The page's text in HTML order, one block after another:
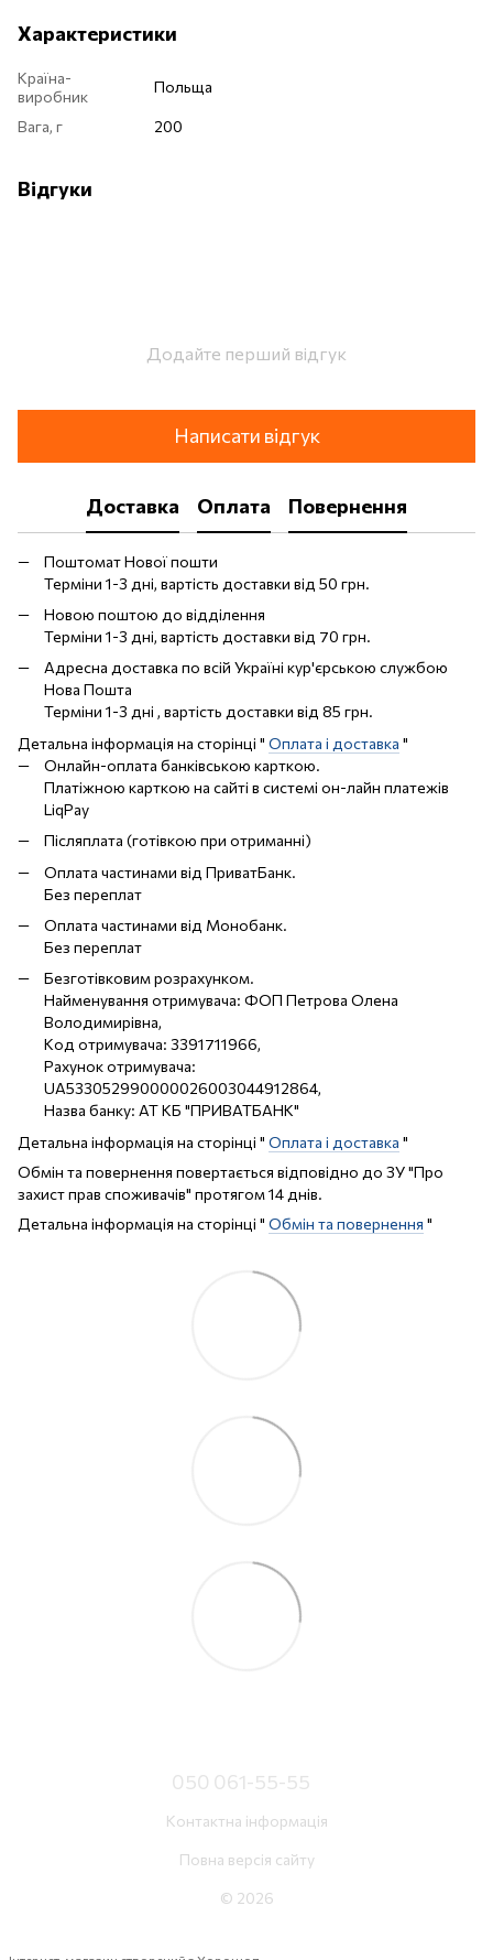
Характеристики
Країна-
виробник
Польща
Вага, г 200
Відгуки
Додайте перший відгук
Написати відгук
Доставка Оплата Повернення
Поштомат Нової пошти
Терміни 1-3 дні, вартість доставки від 50 грн.
Новою поштою до відділення
Терміни 1-3 дні, вартість доставки від 70 грн.
Адресна доставка по всій Україні кур'єрською службою
Нова Пошта
Терміни 1-3 дні , вартість доставки від 85 грн.
Детальна інформація на сторінці " Оплата і доставка "
Онлайн-оплата банківською карткою.
Платіжною карткою на сайті в системі он-лайн платежів
LiqPay
Післяплата (готівкою при отриманні)
Оплата частинами від ПриватБанк.
Без переплат
Оплата частинами від Монобанк.
Без переплат
Безготівковим розрахунком.
Найменування отримувача: ФОП Петрова Олена
Володимирівна,
Код отримувача: 3391711966,
Рахунок отримувача:
UA533052990000026003044912864,
Назва банку: АТ КБ "ПРИВАТБАНК"
Детальна інформація на сторінці " Оплата і доставка "
Обмін та повернення повертається відповідно до ЗУ "Про
захист прав споживачів" протягом 14 днів.
Детальна інформація на сторінці " Обмін та повернення "
050 061-55-55
Контактна інформація
Повна версія сайту
© 2026